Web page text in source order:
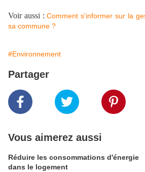
Voir aussi :Comment s'informer sur la
sa commune ?
#Environnement
Partager
Vous aimerez aussi
Réduire les consommations d'énergie
dans le logement